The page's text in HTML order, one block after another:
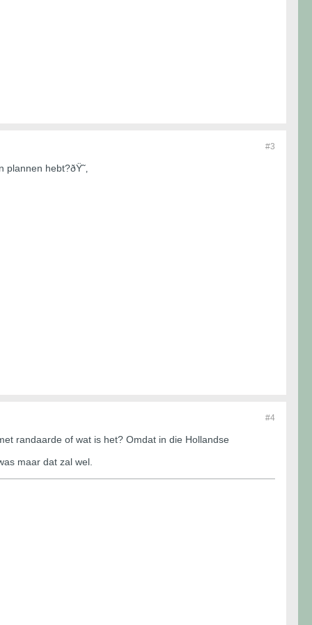
#3
hebt?ðŸ˜‚
#4
randaarde of wat is het? Omdat in die Hollandse
maar dat zal wel.